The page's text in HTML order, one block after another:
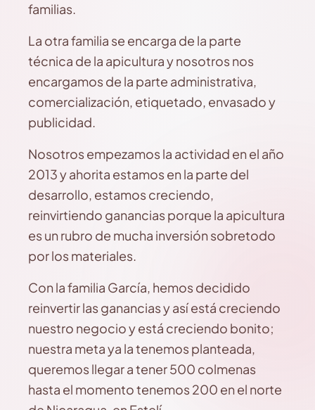
familias.
La otra familia se encarga de la parte
técnica de la apicultura y nosotros nos
encargamos de la parte administrativa,
comercialización, etiquetado, envasado y
publicidad.
Nosotros empezamos la actividad en el año
2013 y ahorita estamos en la parte del
desarrollo, estamos creciendo,
reinvirtiendo ganancias porque la apicultura
es un rubro de mucha inversión sobretodo
por los materiales.
Con la familia García, hemos decidido
reinvertir las ganancias y así está creciendo
nuestro negocio y está creciendo bonito;
nuestra meta ya la tenemos planteada,
queremos llegar a tener 500 colmenas
hasta el momento tenemos 200 en el norte